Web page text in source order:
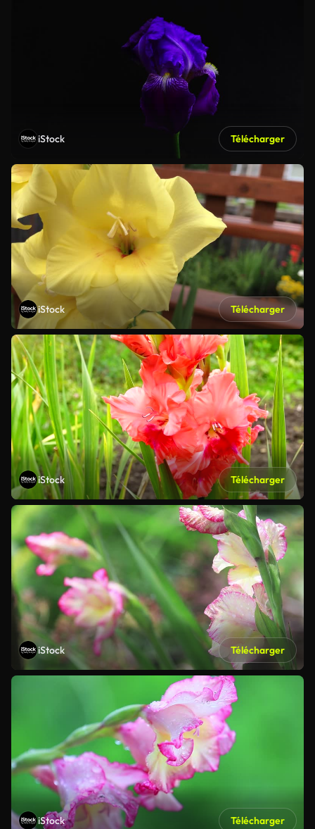
iStock Télécharger
iStock Télécharger
iStock Télécharger
iStock Télécharger
iStock Télécharger